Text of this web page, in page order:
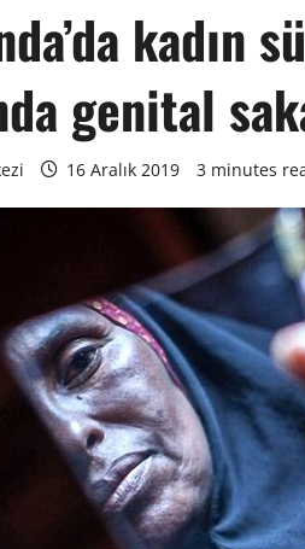
kadın
genital
16 Aralık 2019 3 minutes